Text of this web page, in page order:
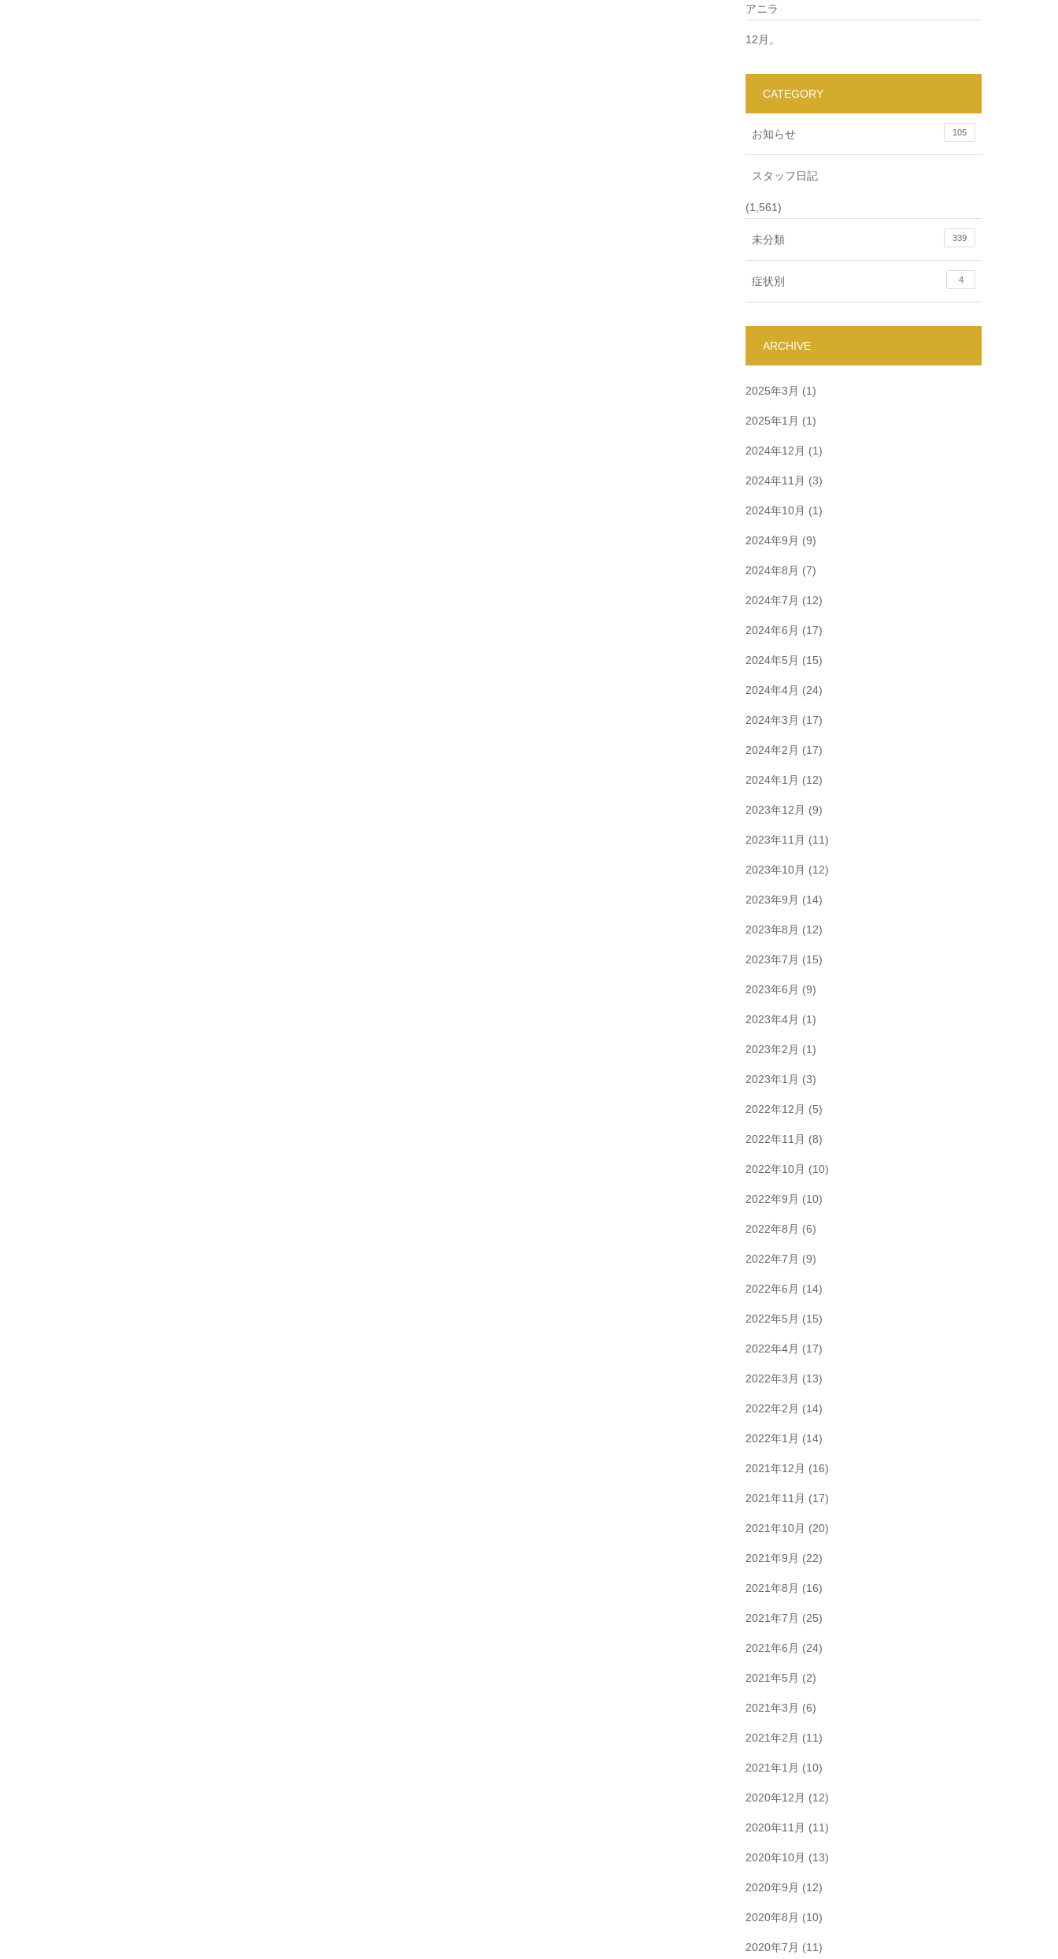
アニラ
12月。
CATEGORY
お知らせ 105
スタッフ日記
(1,561)
未分類 339
症状別 4
ARCHIVE
2025年3月 (1)
2025年1月 (1)
2024年12月 (1)
2024年11月 (3)
2024年10月 (1)
2024年9月 (9)
2024年8月 (7)
2024年7月 (12)
2024年6月 (17)
2024年5月 (15)
2024年4月 (24)
2024年3月 (17)
2024年2月 (17)
2024年1月 (12)
2023年12月 (9)
2023年11月 (11)
2023年10月 (12)
2023年9月 (14)
2023年8月 (12)
2023年7月 (15)
2023年6月 (9)
2023年4月 (1)
2023年2月 (1)
2023年1月 (3)
2022年12月 (5)
2022年11月 (8)
2022年10月 (10)
2022年9月 (10)
2022年8月 (6)
2022年7月 (9)
2022年6月 (14)
2022年5月 (15)
2022年4月 (17)
2022年3月 (13)
2022年2月 (14)
2022年1月 (14)
2021年12月 (16)
2021年11月 (17)
2021年10月 (20)
2021年9月 (22)
2021年8月 (16)
2021年7月 (25)
2021年6月 (24)
2021年5月 (2)
2021年3月 (6)
2021年2月 (11)
2021年1月 (10)
2020年12月 (12)
2020年11月 (11)
2020年10月 (13)
2020年9月 (12)
2020年8月 (10)
2020年7月 (11)